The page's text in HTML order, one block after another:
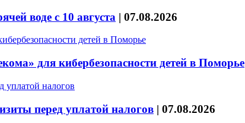
воде с 10 августа | 07.08.2026
для кибербезопасности детей в Поморье
перед уплатой налогов | 07.08.2026